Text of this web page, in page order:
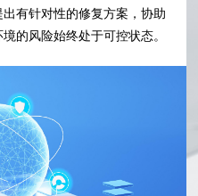
有针对性的修复方案，协助
的风险始终处于可控状态。